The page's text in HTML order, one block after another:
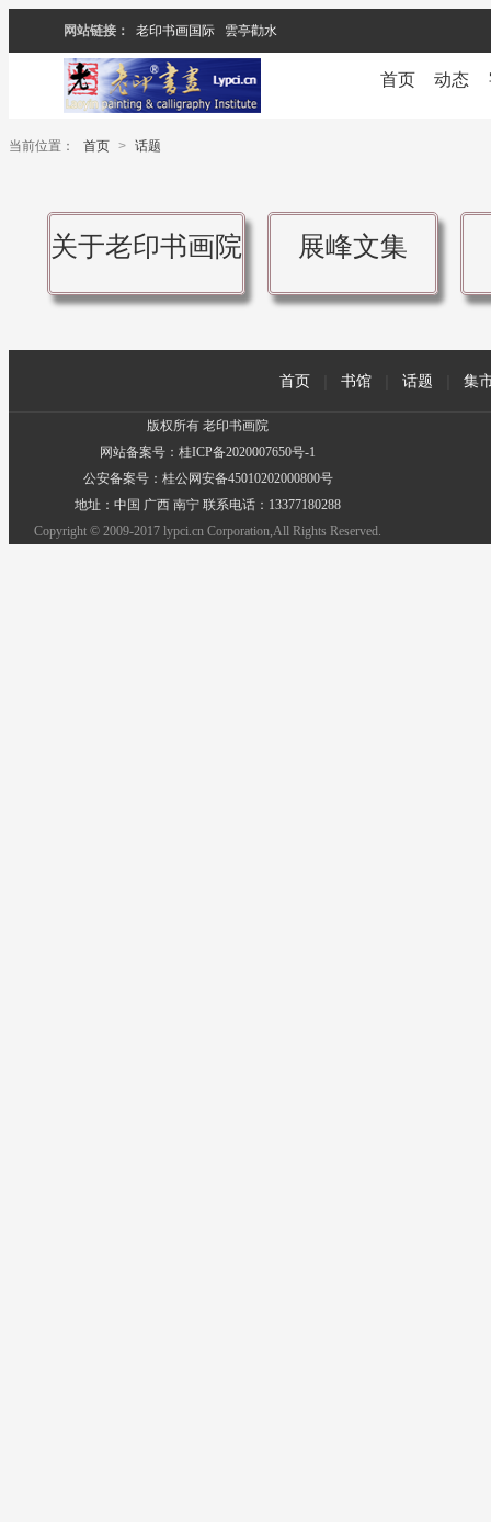
网站链接： 老印书画国际 雲亭勸水
首页 动态
当前位置： 首页 > 话题
关于老印书画院 展峰文集
首页 书馆 话题 集
版权所有 老印书画院
网站备案号：桂ICP备2020007650号-1
公安备案号：桂公网安备45010202000800号
地址：中国 广西 南宁 联系电话：13377180288
Copyright © 2009-2017 lypci.cn Corporation,All Rights Reserved.